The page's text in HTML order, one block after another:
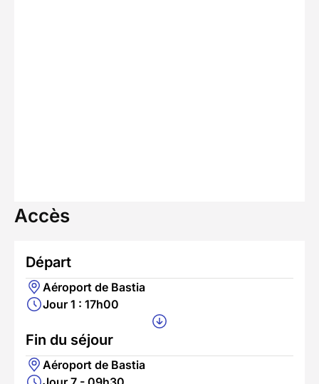
Accès
Départ
Aéroport de Bastia
Jour 1 : 17h00
Fin du séjour
Aéroport de Bastia